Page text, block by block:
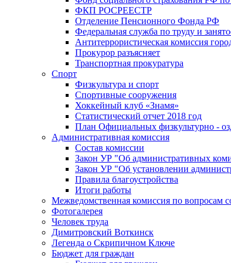
ФКП РОСРЕЕСТР
Отделение Пенсионного Фонда РФ
Федеральная служба по труду и
Антитеррористическая комиссия
Прокурор разъясняет
Транспортная прокуратура
Спорт
Физкультура и спорт
Спортивные сооружения
Хоккейный клуб «Знамя»
Статистический отчет 2018 год
План Официальных физкультурно -
Административная комиссия
Состав комиссии
Закон УР "Об административных
Закон УР "Об установлении
Правила благоустройства
Итоги работы
Межведомственная комиссия по вопросам
Фотогалерея
Человек труда
Димитровский Воткинск
Легенда о Скрипичном Ключе
Бюджет для граждан